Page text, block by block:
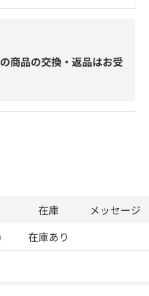
商品の交換・返品はお受
在庫
メッセージ
在庫あり